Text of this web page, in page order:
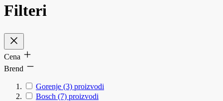
Filteri
Cena
Brend
Gorenje (3) proizvodi
Bosch (7) proizvodi